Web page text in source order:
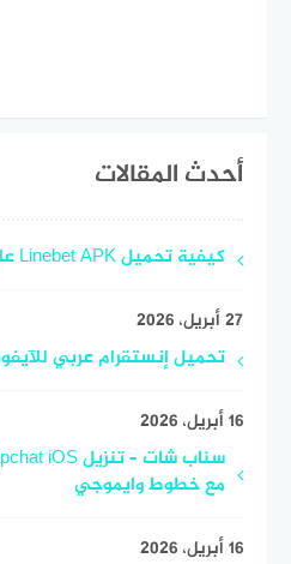
أحدث المقالات
كيفية تحميل Linebet APK على Android خطوة بخطوة
27 أبريل، 2026
تحميل إنستقرام عربي للآيفون 2026 الرسمي اخر
16 أبريل، 2026
مع خطوط وايموجي
16 أبريل، 2026